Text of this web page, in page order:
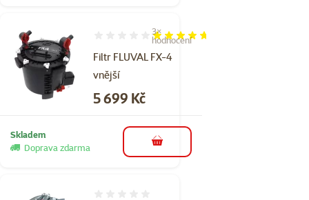
Filtr FLUVAL FX-4
vnější
Hodnocení 93%, počet hodnocení: 3
3×
hodnocení
Cena
5 699 Kč
Skladem
Doprava zdarma
do košíku